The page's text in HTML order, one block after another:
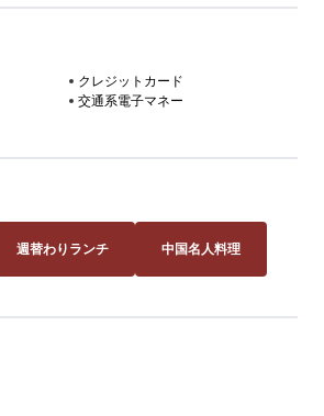
クレジットカード
交通系電子マネー
週替わりランチ 中国名人料理